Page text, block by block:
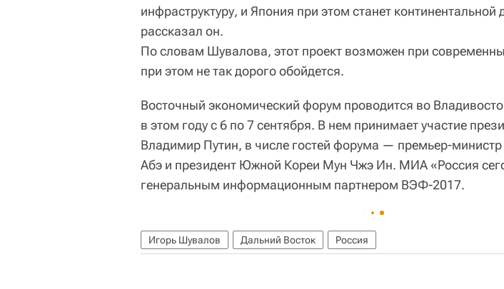
инфраструктуру, и Япония при этом станет
рассказал он.
По словам Шувалова, этот проект возможен при
при этом не так дорого обойдется.
Восточный экономический форум проводится во
в этом году с 6 по 7 сентября. В нем принимает участие
Владимир Путин, в числе гостей форума — премьер-
Абэ и президент Южной Кореи Мун Чжэ Ин. МИА «Россия
генеральным информационным партнером ВЭФ-2017.
Игорь Шувалов Дальний Восток Россия